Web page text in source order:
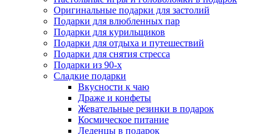
Оригинальные подарки для застолий
Подарки для влюбленных пар
Подарки для курильщиков
Подарки для отдыха и путешествий
Подарки для снятия стресса
Подарки из 90-х
Сладкие подарки
Вкусности к чаю
Драже и конфеты
Жевательные резинки в подарок
Космическое питание
Леденцы в подарок